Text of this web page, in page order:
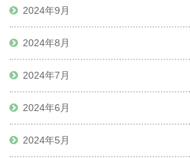
2024年9月
2024年8月
2024年7月
2024年6月
2024年5月